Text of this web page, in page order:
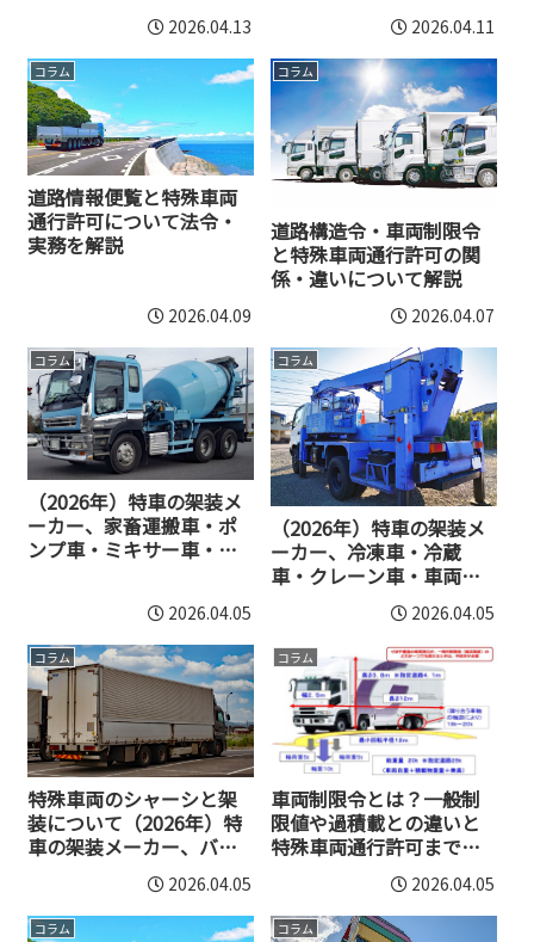
2026.04.13 2026.04.11
コラム
道路情報便覧と特殊車両
通行許可について法令・
実務を解説
2026.04.09
コラム
道路構造令・車両制限令
と特殊車両通行許可の関
係・違いについて解説
2026.04.07
コラム
（2026年）特車の架装メ
ーカー、家畜運搬車・ポ
ンプ車・ミキサー車・清
2026.04.05
コラム
（2026年）特車の架装メ
ーカー、冷凍車・冷蔵
車・クレーン車・車両運
2026.04.05
コラム
特殊車両のシャーシと架
装について（2026年）特
車の架装メーカー、バ
ン・ウイング編 2026.04.05
コラム
車両制限令とは？一般制
限値や過積載との違いと
特殊車両通行許可まで解
2026.04.05
コラム コラム